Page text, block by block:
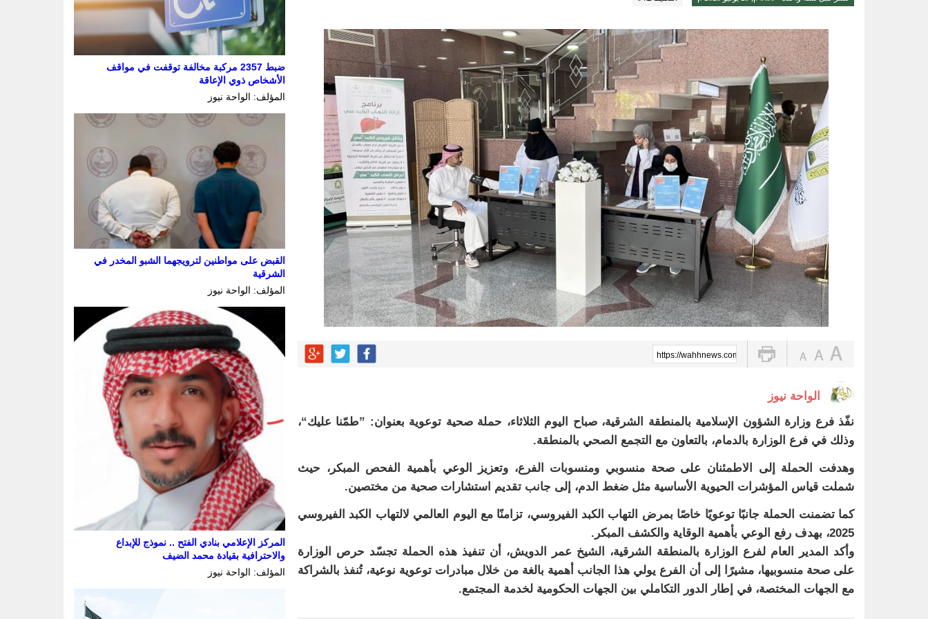
ثلاثية الذهب في “المهارات الثقافية”.. كيف صنعت أم أحسائية من شغف بناتها قصة نجاح ملهمة؟
3 طرق سهلة لمتابعة طلبك في الضمان الاجتماعي.. وهذه الفئات معفاة
حساب المواطن يوضح: العمالة المنزلية ليست من التابعين
عبدالله السلطان: نُعلّم الشباب كيف يحوّلون الفكرة إلى “أثر”
خبيرة تغذية: قشرة الكيوي كنز صحي لا يجب التخلص منه
14 ألف زيارة ميدانية لتعزيز السلامة والالتزام بكود البناء في الأحساء
ضبط 2357 مركبة مخالفة توقفت في مواقف الأشخاص ذوي الإعاقة
https://wahhnews.com/?p=83656
الواحة نيوز
نفّذ فرع وزارة الشؤون الإسلامية بالمنطقة الشرقية، صباح اليوم الثلاثاء، حملة صحية توعوية بعنوان: ”طمّنا عليك“،
وذلك في فرع الوزارة بالدمام، بالتعاون مع التجمع الصحي بالمنطقة.
وهدفت الحملة إلى الاطمئنان على صحة منسوبي ومنسوبات الفرع، وتعزيز الوعي بأهمية الفحص المبكر، حيث
شملت قياس المؤشرات الحيوية الأساسية مثل ضغط الدم، إلى جانب تقديم استشارات صحية من مختصين.
كما تضمنت الحملة جانبًا توعويًا خاصًا بمرض التهاب الكبد الفيروسي، تزامنًا مع اليوم العالمي لالتهاب الكبد الفيروسي
2025، بهدف رفع الوعي بأهمية الوقاية والكشف المبكر. ​
وأكد المدير العام لفرع الوزارة بالمنطقة الشرقية، الشيخ عمر الدويش، أن تنفيذ هذه الحملة تجسّد حرص الوزارة
على صحة منسوبيها، مشيرًا إلى أن الفرع يولي هذا الجانب أهمية بالغة من خلال مبادرات توعوية نوعية، تُنفذ بالشراكة
مع الجهات المختصة، في إطار الدور التكاملي بين الجهات الحكومية لخدمة المجتمع.
ضبط 2357 مركبة مخالفة توقفت في مواقف
الأشخاص ذوي الإعاقة
المؤلف: الواحة نيوز
القبض على مواطنين لترويجهما الشبو المخدر في
الشرقية
المؤلف: الواحة نيوز
المركز الإعلامي بنادي الفتح .. نموذج للإبداع
والاحترافية بقيادة محمد الضيف
المؤلف: الواحة نيوز